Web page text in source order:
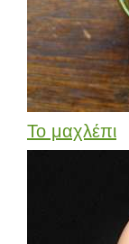
Το μαχλέπι